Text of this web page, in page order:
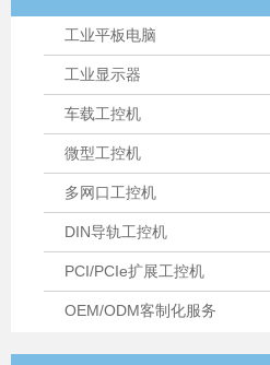
工业平板电脑
工业显示器
车载工控机
微型工控机
多网口工控机
DIN导轨工控机
PCI/PCIe扩展工控机
OEM/ODM客制化服务